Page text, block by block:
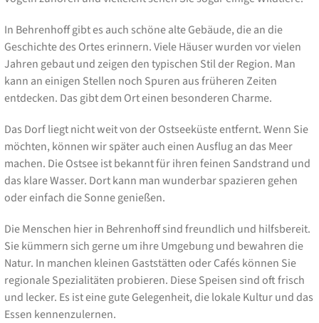
In Behrenhoff gibt es auch schöne alte Gebäude, die an die
Geschichte des Ortes erinnern. Viele Häuser wurden vor vielen
Jahren gebaut und zeigen den typischen Stil der Region. Man
kann an einigen Stellen noch Spuren aus früheren Zeiten
entdecken. Das gibt dem Ort einen besonderen Charme.
Das Dorf liegt nicht weit von der Ostseeküste entfernt. Wenn Sie
möchten, können wir später auch einen Ausflug an das Meer
machen. Die Ostsee ist bekannt für ihren feinen Sandstrand und
das klare Wasser. Dort kann man wunderbar spazieren gehen
oder einfach die Sonne genießen.
Die Menschen hier in Behrenhoff sind freundlich und hilfsbereit.
Sie kümmern sich gerne um ihre Umgebung und bewahren die
Natur. In manchen kleinen Gaststätten oder Cafés können Sie
regionale Spezialitäten probieren. Diese Speisen sind oft frisch
und lecker. Es ist eine gute Gelegenheit, die lokale Kultur und das
Essen kennenzulernen.